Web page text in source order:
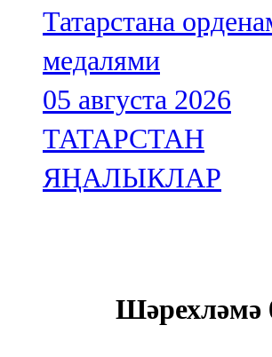
Татарстана
медалями
05 августа 2026
ТАТАРСТАН
ЯҢАЛЫКЛАР
Шәрехләмә